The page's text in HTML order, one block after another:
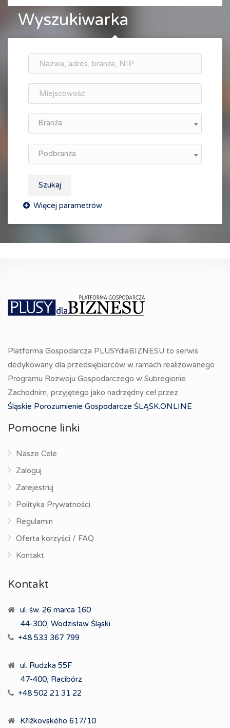
Wyszukiwarka
Branża
Podbranża
Szukaj
Platforma Gospodarcza PLUSYdlaBIZNESU to serwis
dedykowany dla przedsiębiorców w ramach realizowanego
Programu Rozwoju Gospodarczego w Subregionie
Zachodnim, przyjętego jako nadrzędny cel przez
Śląskie Porozumienie Gospodarcze ŚLĄSK.ONLINE
Pomocne linki
Nasze Cele
Zaloguj
Zarejestruj
Polityka Prywatności
Regulamin
Oferta korzyści / FAQ
Kontakt
Kontakt
ul. św. 26 marca 160
44-300, Wodzisław Śląski
+48 533 367 799
ul. Rudzka 55F
47-400, Racibórz
+48 502 21 31 22
Křížkovského 617/10